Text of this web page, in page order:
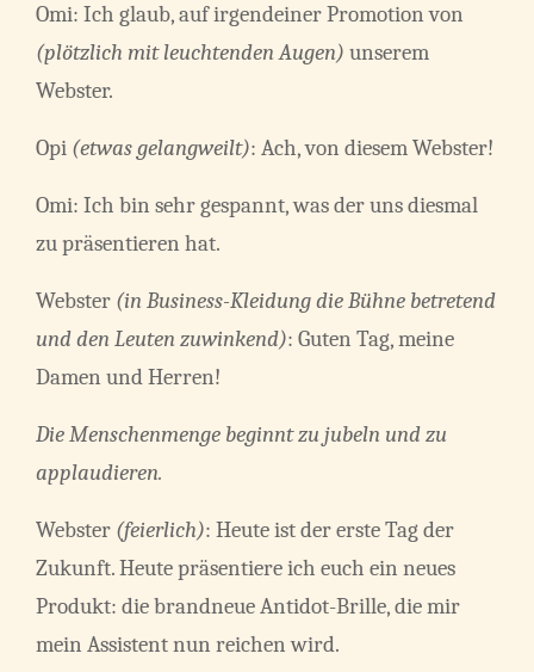
Omi: Ich glaub, auf irgendeiner Promotion von
(plötzlich mit leuchtenden Augen) unserem
Webster.
Opi (etwas gelangweilt): Ach, von diesem Webster!
Omi: Ich bin sehr gespannt, was der uns diesmal
zu präsentieren hat.
Webster (in Business-Kleidungdie Bühne betretend
und den Leuten zuwinkend): Guten Tag, meine
Damen und Herren!
Die Menschenmenge beginnt zu jubeln und zu
applaudieren.
Webster (feierlich): Heute ist der erste Tag der
Zukunft. Heute präsentiere ich euch ein neues
Produkt: die brandneue Antidot-Brille, die mir
mein Assistent nun reichen wird.